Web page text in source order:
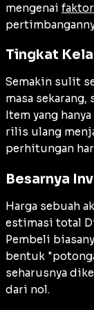
mengenai
Tingkat
Semakin sulit
masa
Item yang
rilis ulang
perhitungan
Besarnya
Harga sebuah
estimasi total
Pembeli
bentuk
seharusnya
dari nol.